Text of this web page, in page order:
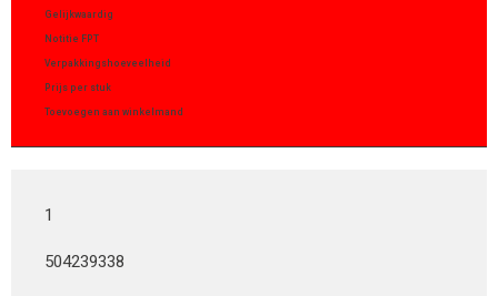
Gelijkwaardig
Notitie FPT
Verpakkingshoeveelheid
Prijs per stuk
Toevoegen aan winkelmand
1
504239338